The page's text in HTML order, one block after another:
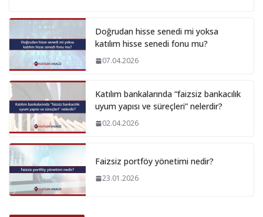
Doğrudan hisse senedi mi yoksa
katılım hisse senedi fonu mu?
07.04.2026
Katılım bankalarında “faizsiz bankacılık
uyum yapısı ve süreçleri” nelerdir?
02.04.2026
Faizsiz portföy yönetimi nedir?
23.01.2026